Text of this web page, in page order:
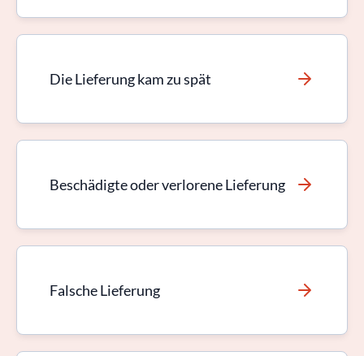
Die Lieferung kam zu spät
Beschädigte oder verlorene Lieferung
Falsche Lieferung